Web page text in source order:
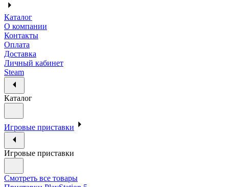
Каталог
О компании
Контакты
Оплата
Доставка
Личный кабинет
Steam
Каталог
Игровые приставки
Игровые приставки
Смотреть все товары